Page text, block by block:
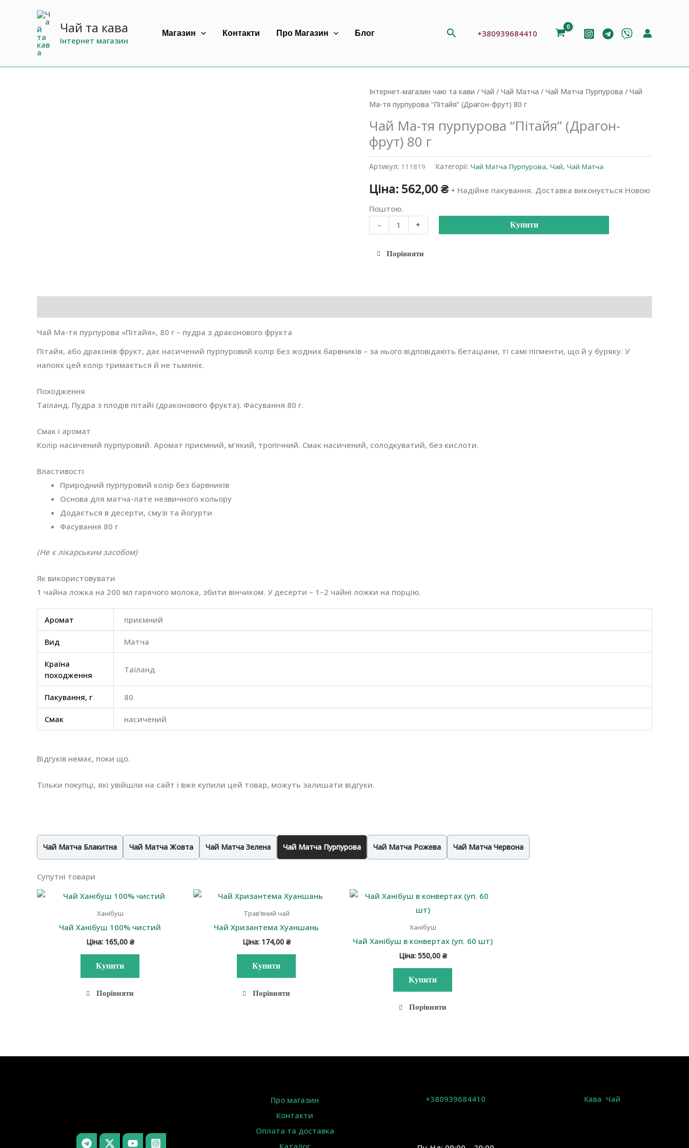
Чай та кава
Інтернет магазин
Магазин Контакти Про Магазин Блог Пошук+380939684410
Інтернет‐магазин чаю та кави / Чай / Чай Матча / Чай Матча Пурпурова / Чай
Ма-тя пурпурова “Пітайя” (Драгон-фрут) 80 г
Чай Ма-тя пурпурова “Пітайя” (Драгон-
фрут) 80 г
Артикул: 111819 Категорії: Чай Матча Пурпурова, Чай, Чай Матча
Ціна: 562,00₴ + Надійне пакування. Доставка виконується Новою
Поштою.
-
Ма-
тя
80
+ Купити
Порівняти
Чай Ма-тя пурпурова «Пітайя», 80 г – пудра з драконового фрукта
Пітайя, або драконів фрукт, дає насичений пурпуровий колір без жодних барвників – за нього відповідають бетаціани, ті самі пігменти, що й у буряку. У
напоях цей колір тримається й не тьмяніє.
Походження
Таїланд. Пудра з плодів пітайї (драконового фрукта). Фасування 80 г.
Смак і аромат
Колір насичений пурпуровий. Аромат приємний, м’який, тропічний. Смак насичений, солодкуватий, без кислоти.
Властивості
Природний пурпуровий колір без барвників
Основа для матча-лате незвичного кольору
Додається в десерти, смузі та йогурти
Фасування 80 г
(Не є лікарським засобом)
Як використовувати
1 чайна ложка на 200 мл гарячого молока, збити вінчиком. У десерти – 1–2 чайні ложки на порцію.
Аромат приємний
Вид Матча
Країна
походження
Таїланд
Пакування, г 80
Смак насичений
Відгуків немає, поки що.
Тільки покупці, які увійшли на сайт і вже купили цей товар, можуть залишати відгуки.
Чай Матча Блакитна Чай Матча Жовта Чай Матча Зелена Чай Матча Пурпурова Чай Матча Рожева Чай Матча Червона
Супутні товари
Ханібуш
Чай Ханібуш 100% чистий
Ціна: 165,00 ₴
Купити
Порівняти
Травʼяний чай
Чай Хризантема Хуаншань
Ціна: 174,00 ₴
Купити
Порівняти
Ханібуш
Чай Ханібуш в конвертах (уп. 60 шт)
Ціна: 550,00 ₴
Купити
Порівняти
Про магазин
Контакти
Оплата та доставка
Каталог
+380939684410 Кава Чай
"Пітайя"